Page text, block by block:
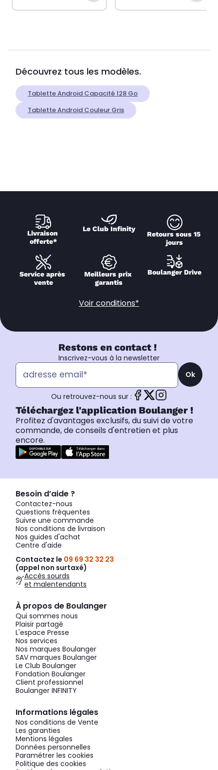
Découvrez tous les modèles.
Tablette Android Capacité 128 Go
Tablette Android Couleur Gris
Livraison
offerte*
Le Club Infinity
Retours sous 15
jours
Service après
vente
Meilleurs prix
garantis
Boulanger Drive
Voir conditions*
Restons en contact !
Inscrivez-vous à la newsletter
Ok
Ou retrouvez-nous sur :
Téléchargez l'application Boulanger !
Profitez d'avantages exclusifs, du suivi de votre
commande, de conseils d'entretien et plus
encore.
Besoin d’aide ?
Contactez-nous
Questions fréquentes
Suivre une commande
Nos conditions de livraison
Nos guides d'achat
Centre d'aide
Contactez le 09 69 32 32 23
(appel non surtaxé)
Accès sourds
et malentendants
À propos de Boulanger
Qui sommes nous
Plaisir partagé
L'espace Presse
Nos services
Nos marques Boulanger
SAV marques Boulanger
Le Club Boulanger
Fondation Boulanger
Client professionnel
Boulanger INFINITY
Informations légales
Nos conditions de Vente
Les garanties
Mentions légales
Données personnelles
Paramétrer les cookies
Politique des cookies